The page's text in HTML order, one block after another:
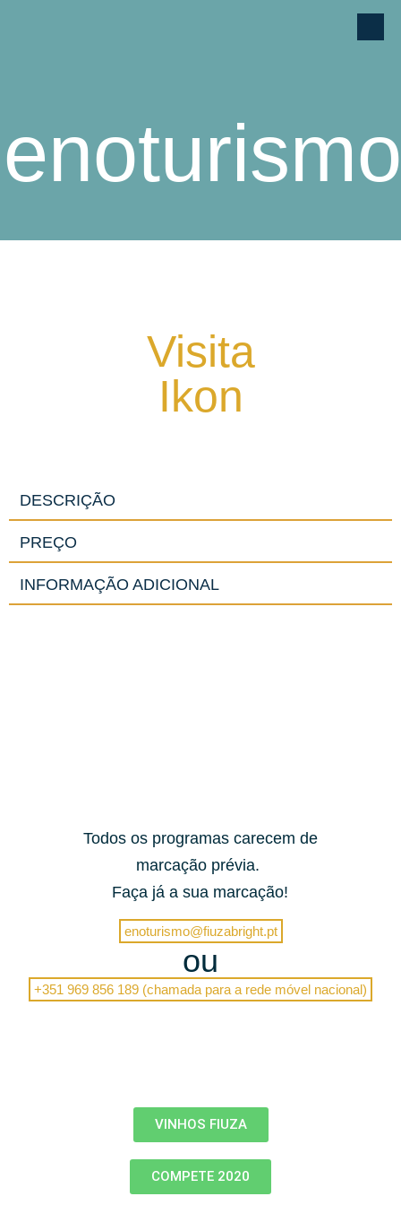
enoturismo
Visita
Ikon
DESCRIÇÃO
PREÇO
INFORMAÇÃO ADICIONAL
Todos os programas carecem de
marcação prévia.
Faça já a sua marcação!
enoturismo@fiuzabright.pt
ou
+351 969 856 189 (chamada para a rede móvel nacional)
VINHOS FIUZA
COMPETE 2020